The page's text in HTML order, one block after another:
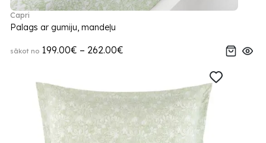
Capri
Palags ar gumiju, mandeļu
sākot no 199.00€ – 262.00€